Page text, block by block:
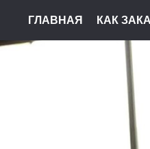
ГЛАВНАЯ КАК